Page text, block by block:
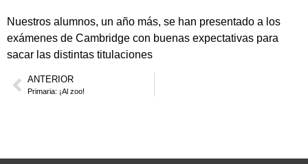
Nuestros alumnos, un año más, se han presentado a los
exámenes de Cambridge con buenas expectativas para
sacar las distintas titulaciones
ANTERIOR
Primaria: ¡Al zoo!